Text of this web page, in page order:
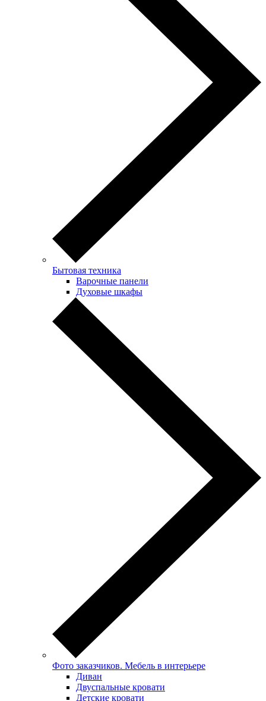
Бытовая техника
Варочные панели
Духовые шкафы
Фото заказчиков. Мебель в интерьере
Диван
Двуспальные кровати
Детские кровати